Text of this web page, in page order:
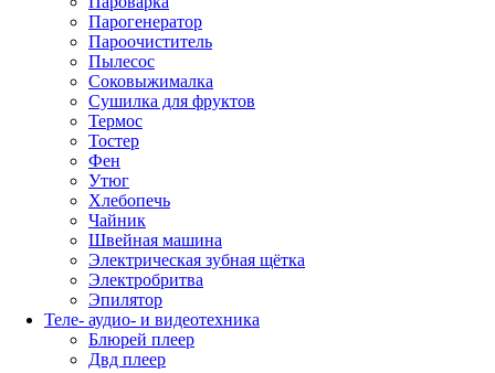
Парогенератор
Пароочиститель
Пылесос
Соковыжималка
Сушилка для фруктов
Термос
Тостер
Фен
Утюг
Хлебопечь
Чайник
Швейная машина
Электрическая зубная щётка
Электробритва
Эпилятор
Теле- аудио- и видеотехника
Блюрей плеер
Двд плеер